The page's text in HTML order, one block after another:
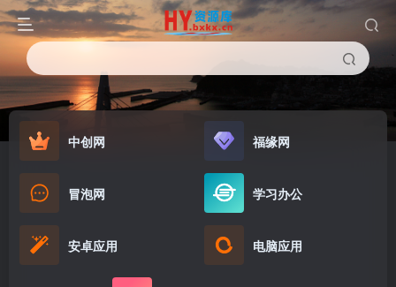
中创网 福缘网
冒泡网 学习办公
安卓应用 电脑应用